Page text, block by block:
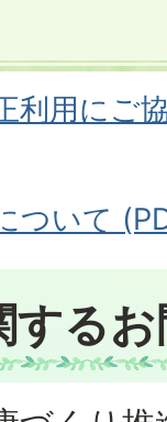
利用にご
ついて
する